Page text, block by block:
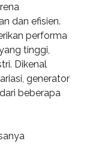
dan efisien.
performa
tinggi,
Dikenal
generator
beberapa